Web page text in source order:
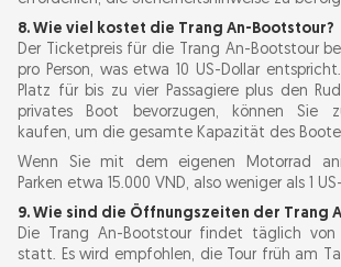
8. Wie viel kostet die Trang An-Bootstour?
Der Ticketpreis für die Trang An-Bootstour
pro Person, was etwa 10 US-Dollar
Platz für bis zu vier Passagiere plus den
privates Boot bevorzugen, können Sie
kaufen, um die gesamte Kapazität des
Wenn Sie mit dem eigenen Motorrad
Parken etwa 15.000 VND, also weniger als 1
9. Wie sind die Öffnungszeiten der Trang
Die Trang An-Bootstour findet täglich von
statt. Es wird empfohlen, die Tour früh am